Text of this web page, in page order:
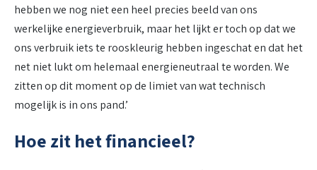
hebben we nog niet een heel precies beeld van ons
werkelijke energieverbruik, maar het lijkt er toch op dat we
ons verbruik iets te rooskleurig hebben ingeschat en dat het
net niet lukt om helemaal energieneutraal te worden. We
zitten op dit moment op de limiet van wat technisch
mogelijk is in ons pand.’
Hoe zit het financieel?